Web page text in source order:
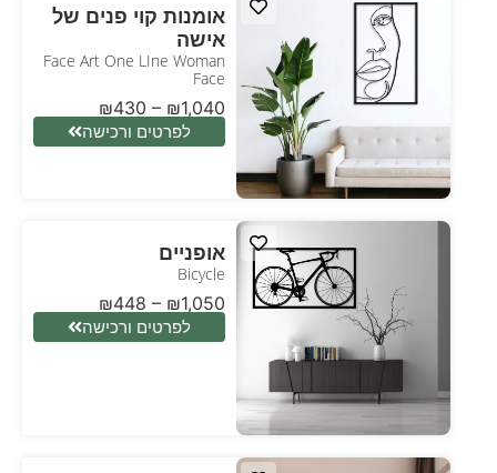
אומנות קוי פנים של
אישה
Face Art One LIne Woman
Face
₪430 – ₪1,040
לפרטים ורכישה
אופניים
Bicycle
₪448 – ₪1,050
לפרטים ורכישה